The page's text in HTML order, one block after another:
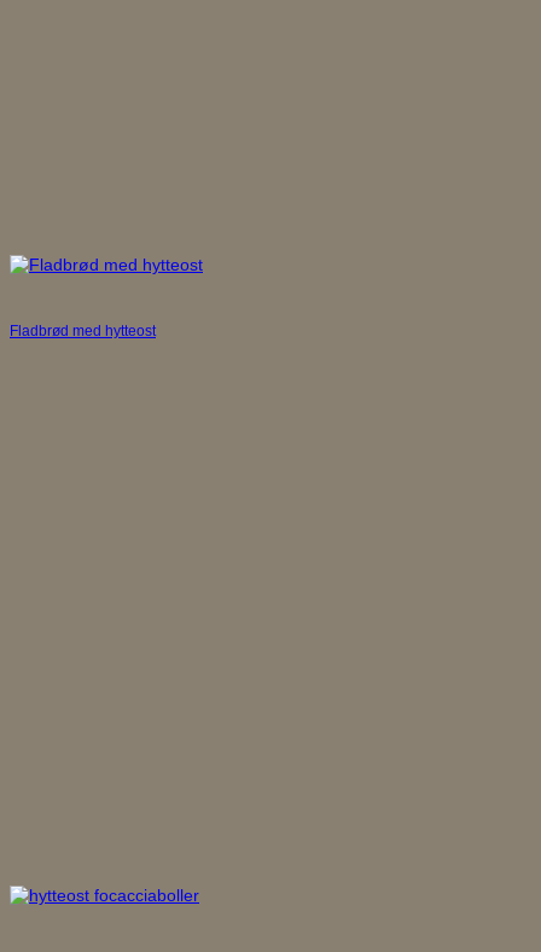
Fladbrød med hytteost